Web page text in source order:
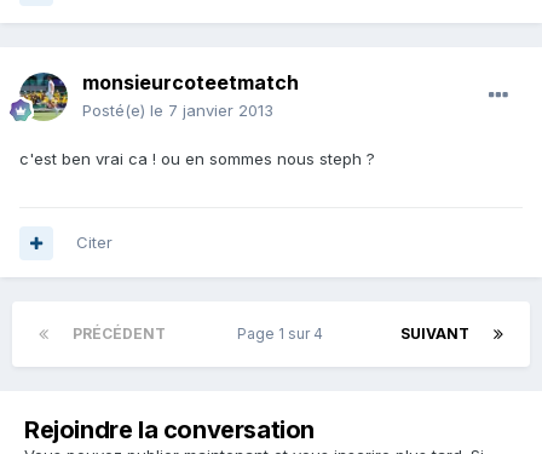
monsieurcoteetmatch
Posté(e) le 7 janvier 2013
c'est ben vrai ca ! ou en sommes nous steph ?
Citer
PRÉCÉDENT SUIVANT
Page 1 sur 4
Rejoindre la conversation